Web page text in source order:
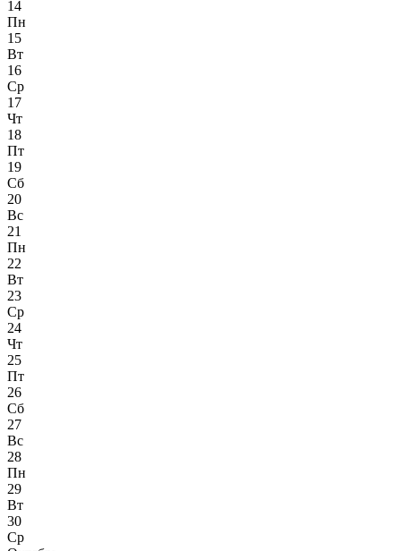
14
Пн
15
Вт
16
Ср
17
Чт
18
Пт
19
Сб
20
Вс
21
Пн
22
Вт
23
Ср
24
Чт
25
Пт
26
Сб
27
Вс
28
Пн
29
Вт
30
Ср